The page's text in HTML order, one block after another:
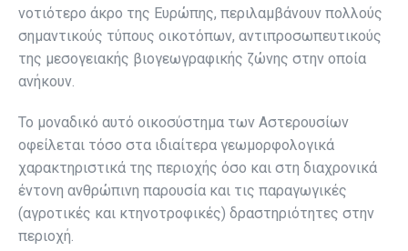
νοτιότερο άκρο της Ευρώπης, περιλαμβάνουν πολλούς
σημαντικούς τύπους οικοτόπων, αντιπροσωπευτικούς
της μεσογειακής βιογεωγραφικής ζώνης στην οποία
ανήκουν.
Το μοναδικό αυτό οικοσύστημα των Αστερουσίων
οφείλεται τόσο στα ιδιαίτερα γεωμορφολογικά
χαρακτηριστικά της περιοχής όσο και στη διαχρονικά
έντονη ανθρώπινη παρουσία και τις παραγωγικές
(αγροτικές και κτηνοτροφικές) δραστηριότητες στην
περιοχή.